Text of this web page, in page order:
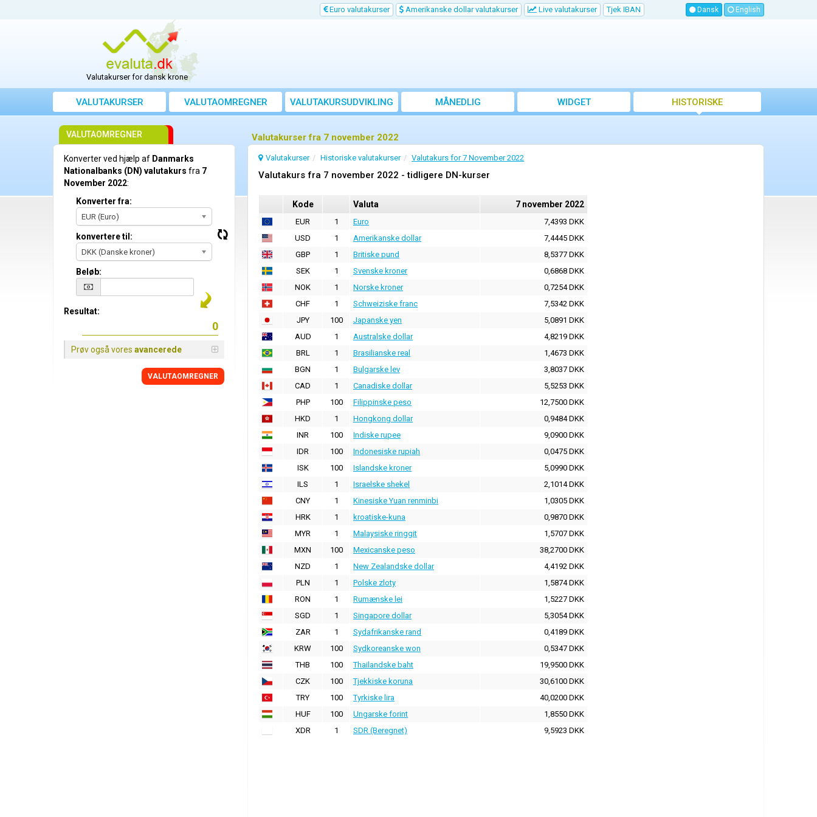
Euro valutakurser Amerikanske dollar valutakurser Live valutakurser Tjek IBAN Dansk English
Valutakurser for dansk krone
VALUTAKURSER VALUTAOMREGNER VALUTAKURSUDVIKLING
MÅNEDLIG
GENNEMSNITSKURS
WIDGET
HISTORISKE
VALUTAKURSER
Valutakurser fra 7 november 2022
Valutakurser Historiske valutakurser Valutakurs for 7 November 2022
Valutakurs fra 7 november 2022 - tidligere DN-kurser
Kode Valuta 7 november 2022
EUR 1 Euro
7,4393 DKK
USD
1 Amerikanske dollar
7,4445 DKK
GBP
1 Britiske pund
8,5377 DKK
SEK
1 Svenske kroner
0,6868 DKK
NOK
1 Norske kroner
0,7254 DKK
CHF
1 Schweiziske franc
7,5342 DKK
JPY
100 Japanske yen
5,0891 DKK
AUD
1 Australske dollar
4,8219 DKK
BRL
1 Brasilianske real
1,4673 DKK
BGN
1 Bulgarske lev
3,8037 DKK
CAD
1 Canadiske dollar
5,5253 DKK
PHP
100 Filippinske peso
12,7500 DKK
HKD
1 Hongkong dollar
0,9484 DKK
INR
100 Indiske rupee
9,0900 DKK
IDR
100 Indonesiske rupiah
0,0475 DKK
ISK
100 Islandske kroner
5,0990 DKK
ILS
1 Israelske shekel
2,1014 DKK
CNY
1 Kinesiske Yuan renminbi
1,0305 DKK
HRK
1 kroatiske-kuna
0,9870 DKK
MYR
1 Malaysiske ringgit
1,5707 DKK
MXN
100 Mexicanske peso
38,2700 DKK
NZD
1 New Zealandske dollar
4,4192 DKK
PLN
1 Polske zloty
1,5874 DKK
RON
1 Rumænske lei
1,5227 DKK
SGD
1 Singapore dollar
5,3054 DKK
ZAR
1 Sydafrikanske rand
0,4189 DKK
KRW
100 Sydkoreanske won
0,5347 DKK
THB
100 Thailandske baht
19,9500 DKK
CZK
100 Tjekkiske koruna
30,6100 DKK
TRY
100 Tyrkiske lira
40,0200 DKK
HUF
100 Ungarske forint
1,8550 DKK
XDR
1 SDR (Beregnet) 9,5923 DKK
VALUTAOMREGNER
Konverter ved hjælp af Danmarks
Nationalbanks (DN) valutakurs fra 7
November 2022:
Konverter fra:
EUR (Euro)
konvertere til:
DKK (Danske kroner)
Beløb:
Resultat:
Prøv også vores avancerede
VALUTAOMREGNER